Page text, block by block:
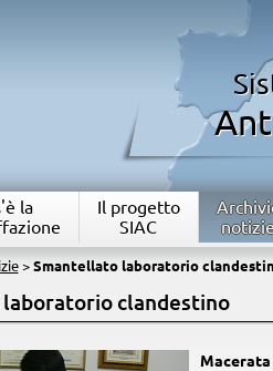
la
Il progetto
SIAC
> Smantellato laboratorio
clandestino
Macerata